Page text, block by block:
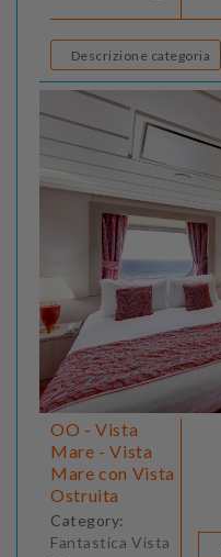
Descrizione categoria
OO - Vista
Mare - Vista
Mare con Vista
Ostruita
Category:
Fantastica Vista